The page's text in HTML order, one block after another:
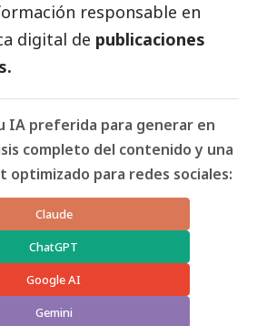
responsable en
digital de publicaciones
IA preferida para generar en
completo del contenido y una
optimizado para redes sociales:
Claude
ChatGPT
Google AI
Gemini